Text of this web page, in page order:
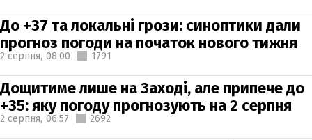
До +37 та локальні грози: синоптики дали
прогноз погоди на початок нового тижня
2 серпня, 08:00 1791
Дощитиме лише на Заході, але припече до
+35: яку погоду прогнозують на 2 серпня
2 серпня, 06:57 2692